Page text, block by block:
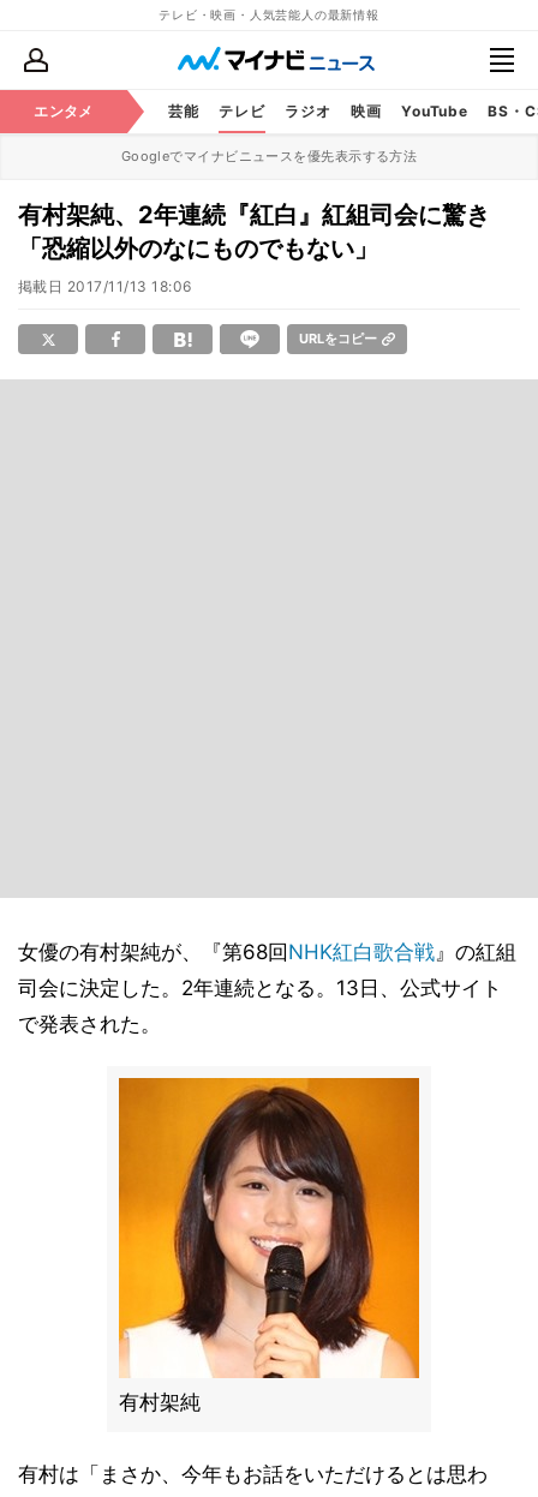
テレビ・映画・人気芸能人の最新情報
エンタメ 芸能 テレビ ラジオ 映画 YouTube BS・
Googleでマイナビニュースを優先表示する方法
有村架純、2年連続『紅白』紅組司会に驚き
「恐縮以外のなにものでもない」
掲載日 2017/11/13 18:06
URLをコピー
女優の有村架純が、『第68回 NHK紅白歌合戦』の紅組
司会に決定した。2年連続となる。13日、公式サイト
で発表された。
有村架純
有村は「まさか、今年もお話をいただけるとは思わ